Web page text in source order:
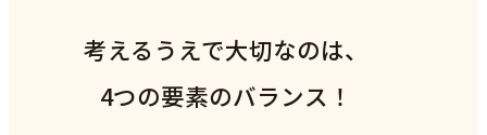
考えるうえで大切なのは、
4つの要素のバランス！